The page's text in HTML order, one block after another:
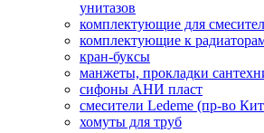
унитазов
комплектующие для
комплектующие к
кран-буксы
манжеты, прокладки
сифоны АНИ пласт
смесители Ledeme (пр-во
хомуты для труб